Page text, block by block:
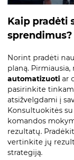
Kaip pradėti
sprendimus?
Norint pradėti
planą.
automatizuoti ar
pasirinkite
atsižvelgdami į
Konsultuokitės
komandos
rezultatų.
vertinkite jų
strategiją.